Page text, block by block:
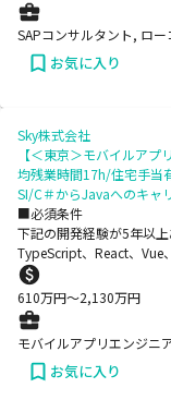
SAPコンサルタント, ロ
お気に入り
Sky株式会社
【＜東京＞モバイルア
均残業時間17h/住宅手当
SI/C＃からJavaへのキャ
■必須条件
下記の開発経験が5年以
TypeScript、React、Vue
610万円〜2,130万円
モバイルアプリエンジニ
お気に入り